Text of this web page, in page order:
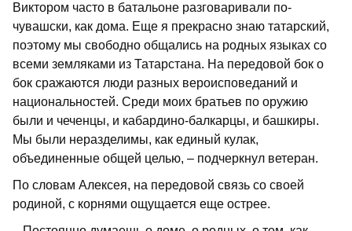
Виктором часто в батальоне разговаривали по-
чувашски, как дома. Еще я прекрасно знаю татарский,
поэтому мы свободно общались на родных языках со
всеми земляками из Татарстана. На передовой бок о
бок сражаются люди разных вероисповеданий и
национальностей. Среди моих братьев по оружию
были и чеченцы, и кабардино-балкарцы, и башкиры.
Мы были неразделимы, как единый кулак,
объединенные общей целью, – подчеркнул ветеран.​
По словам Алексея, на передовой связь со своей
родиной, с корнями ощущается еще острее.